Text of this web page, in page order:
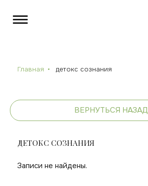
Главная детокс сознания
ВЕРНУТЬСЯ НАЗАД
ДЕТОКС СОЗНАНИЯ
Записи не найдены.